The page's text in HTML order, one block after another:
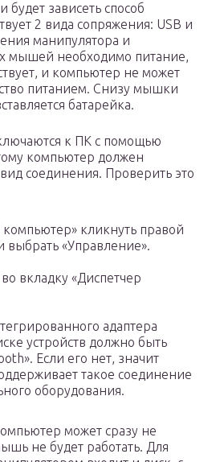
зависеть способ
2 вида сопряжения: USB и
манипулятора и
мышей необходимо питание,
и компьютер не может
питанием. Снизу мышки
батарейка.
к ПК с помощью
компьютер должен
соединения. Проверить это
кликнуть правой
«Управление».
вкладку «Диспетчер
адаптера
устройств должно быть
Если его нет, значит
такое соединение
оборудования.
может сразу не
не будет работать. Для